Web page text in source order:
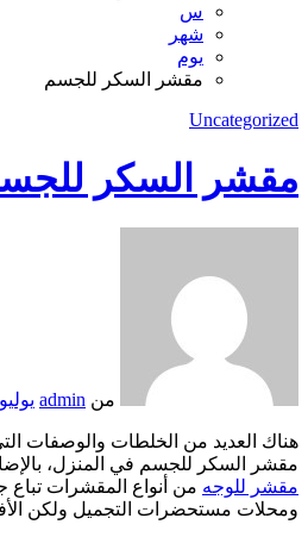
س
شهر
يوم
مقشر السكر للجسم
Uncategorized
مقشر السكر
من admin يوليو 5, 2022
هناك العديد من الخلطات والوصفات التي يمكن اتباعها بهدف صنع
مقشر السكر للجسم في المنزل،
مقشر للوجه من أنواع المقشرات تباع
ومحلات مستحضرات التجميل ولكن